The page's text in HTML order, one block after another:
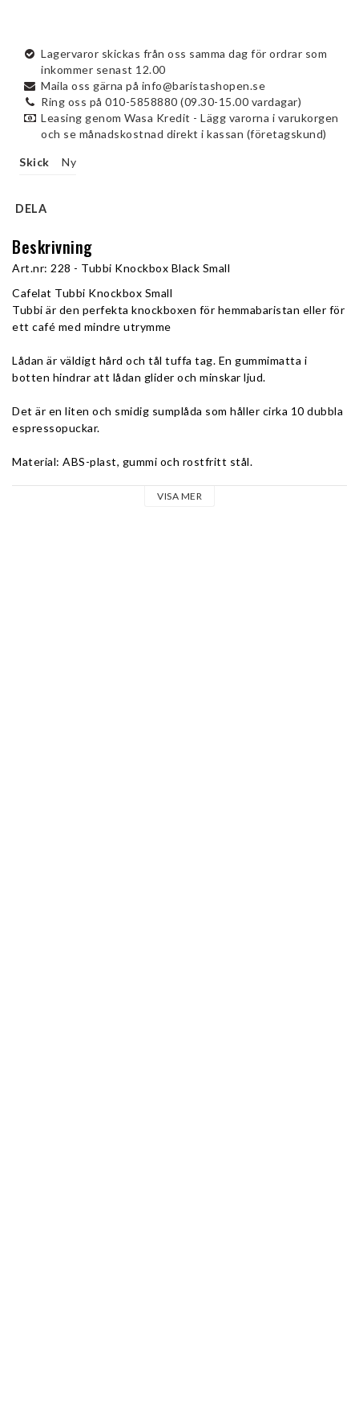
Lagervaror skickas från oss samma dag för ordrar som
inkommer senast 12.00
Maila oss gärna på info@baristashopen.se
Ring oss på 010-5858880 (09.30-15.00 vardagar)
Leasing genom Wasa Kredit - Lägg varorna i varukorgen
och se månadskostnad direkt i kassan (företagskund)
Skick Ny
DELA
Beskrivning
Art.nr: 228 - Tubbi Knockbox Black Small
Cafelat Tubbi Knockbox Small
Tubbi är den perfekta knockboxen för hemmabaristan eller för
ett café med mindre utrymme
Lådan är väldigt hård och tål tuffa tag. En gummimatta i
botten hindrar att lådan glider och minskar ljud.
Det är en liten och smidig sumplåda som håller cirka 10 dubbla
espressopuckar.
Material: ABS-plast, gummi och rostfritt stål.
VISA MER